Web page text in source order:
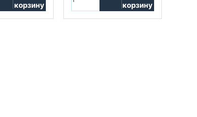
корзину
корзину